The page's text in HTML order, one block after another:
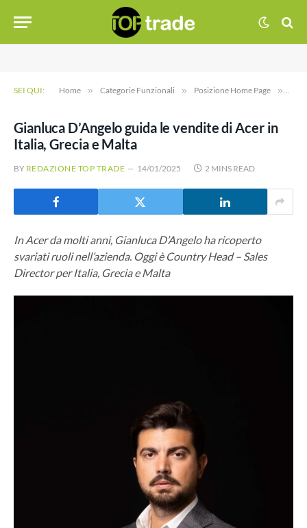
SEI QUI: Home » Categorie Funzionali » Posizione Home Page »
Gianluca D’Angelo guida le vendite di Acer in
Italia, Grecia e Malta
BY REDAZIONE TOP TRADE 14/01/2025 2 MINS READ
In Acer da molti anni, Gianluca D’Angelo ha ricoperto
svariati ruoli nell’azienda. Oggi è Country Head – Sales
Director per Italia, Grecia e Malta